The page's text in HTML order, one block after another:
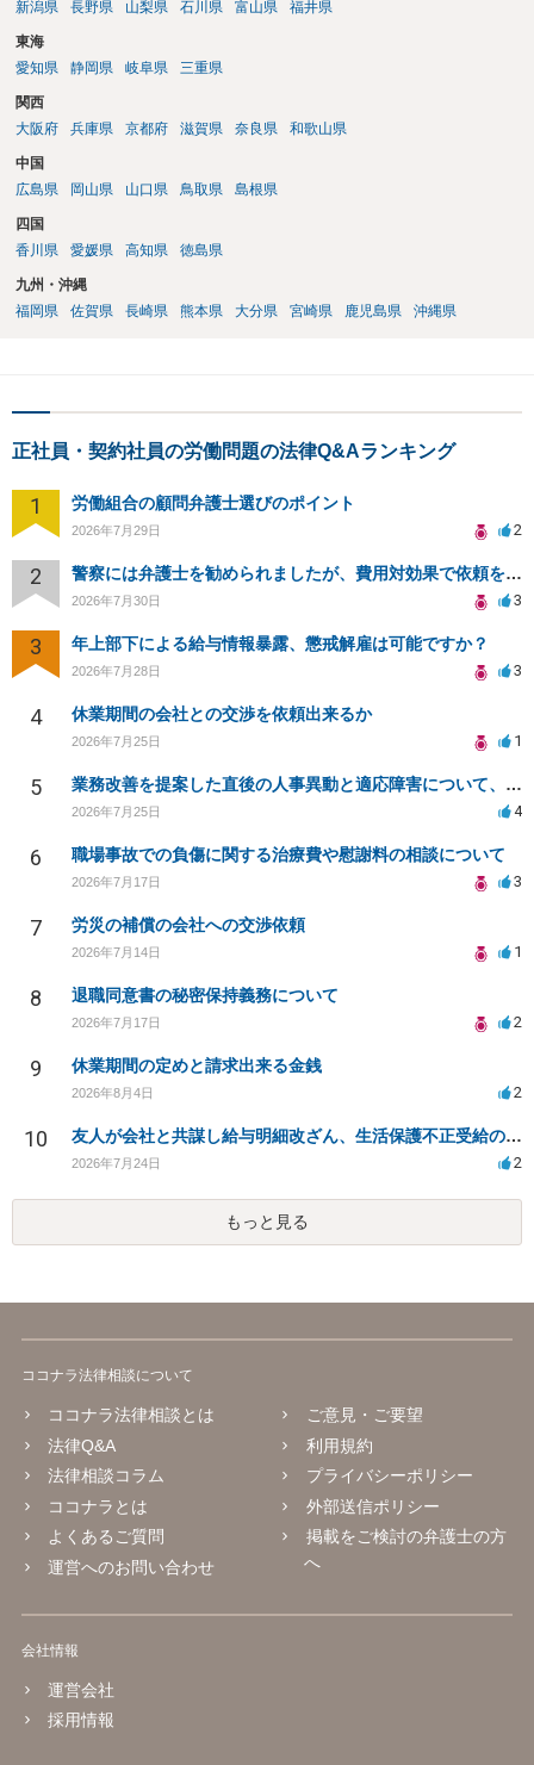
新潟県
長野県 山梨県 石川県 富山県 福井県
東海
愛知県
静岡県 岐阜県 三重県
関西
大阪府
兵庫県 京都府 滋賀県 奈良県 和歌山県
中国
広島県
岡山県 山口県 鳥取県 島根県
四国
香川県
愛媛県 高知県 徳島県
九州・沖縄
福岡県
佐賀県 長崎県 熊本県 大分県 宮崎県 鹿児島県 沖縄県
正社員・契約社員の労働問題の法律Q&Aランキング
1 労働組合の顧問弁護士選びのポイント
2026年7月29日 2
2 警察には弁護士を勧められましたが、費用対効果で依頼をすることを躊躇しています。
2026年7月30日 3
3 年上部下による給与情報暴露、懲戒解雇は可能ですか？
2026年7月28日 3
4 休業期間の会社との交渉を依頼出来るか
2026年7月25日 1
5 業務改善を提案した直後の人事異動と適応障害について、法的に問題があるか相談したいです。
2026年7月25日 4
6 職場事故での負傷に関する治療費や慰謝料の相談について
2026年7月17日 3
7 労災の補償の会社への交渉依頼
2026年7月14日 1
8 退職同意書の秘密保持義務について
2026年7月17日 2
9 休業期間の定めと請求出来る金銭
2026年8月4日 2
10 友人が会社と共謀し給与明細改ざん、生活保護不正受給の法的影響は？
2026年7月24日 2
もっと見る
ココナラ法律相談について
ココナラ法律相談とは
法律Q&A
法律相談コラム
ココナラとは
よくあるご質問
運営へのお問い合わせ
ご意見・ご要望
利用規約
プライバシーポリシー
外部送信ポリシー
掲載をご検討の弁護士の方
へ
会社情報
運営会社
採用情報